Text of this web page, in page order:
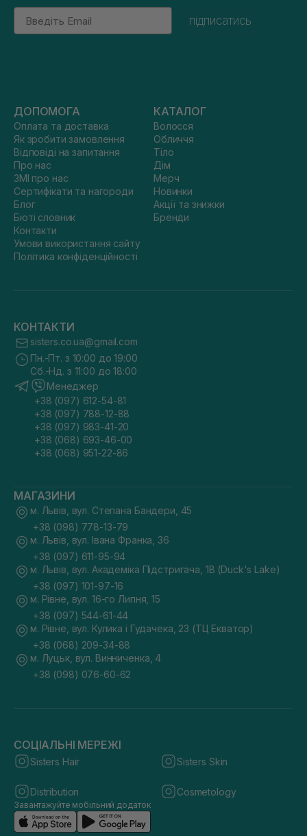
Email
підписатись
ДОПОМОГА
Оплата та доставка
Як зробити замовлення
Відповіді на запитання
Про нас
ЗМІ про нас
Сертифікати та нагороди
Блог
Бюті словник
Контакти
Умови використання сайту
Політика конфіденційності
КАТАЛОГ
Волосся
Обличчя
Тіло
Дім
Мерч
Новинки
Акції та знижки
Бренди
КОНТАКТИ
sisters.co.ua@gmail.com
Пн.-Пт. з 10:00 до 19:00
Сб.-Нд. з 11:00 до 18:00
Менеджер
+38 (097) 612-54-81
+38 (097) 788-12-88
+38 (097) 983-41-20
+38 (068) 693-46-00
+38 (068) 951-22-86
МАГАЗИНИ
м. Львів, вул. Степана Бандери, 45
+38 (098) 778-13-79
м. Львів, вул. Івана Франка, 36
+38 (097) 611-95-94
м. Львів, вул. Академіка Підстригача, 1В (Duck's Lake)
+38 (097) 101-97-16
м. Рівне, вул. 16-го Липня, 15
+38 (097) 544-61-44
м. Рівне, вул. Кулика і Гудачека, 23 (ТЦ Екватор)
+38 (068) 209-34-88
м. Луцьк, вул. Винниченка, 4
+38 (098) 076-60-62
СОЦІАЛЬНІ МЕРЕЖІ
Sisters Hair Sisters Skin
Distribution Cosmetology
Завантажуйте мобільний додаток